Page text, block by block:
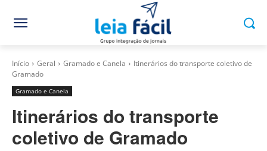
Início Geral Gramado e Canela
Itinerários do transporte coletivo de
Gramado
Gramado e Canela
Itinerários do transporte
coletivo de Gramado